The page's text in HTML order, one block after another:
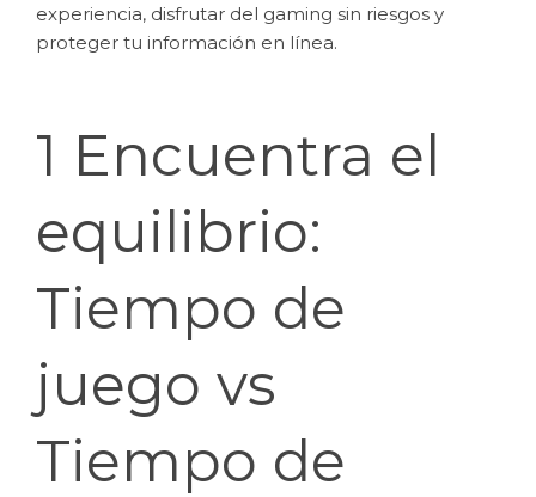
experiencia, disfrutar del gaming sin riesgos y
proteger tu información en línea.
1 Encuentra el
equilibrio:
Tiempo de
juego vs
Tiempo de